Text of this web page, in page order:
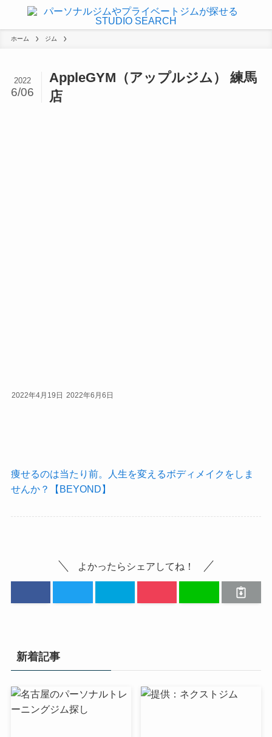
ホーム ジム
AppleGYM（アップルジム） 練馬
店
2022
6/06
2022年4月19日 2022年6月6日
痩せるのは当たり前。人生を変えるボディメイクをしま
せんか？【BEYOND】
よかったらシェアしてね！
新着記事